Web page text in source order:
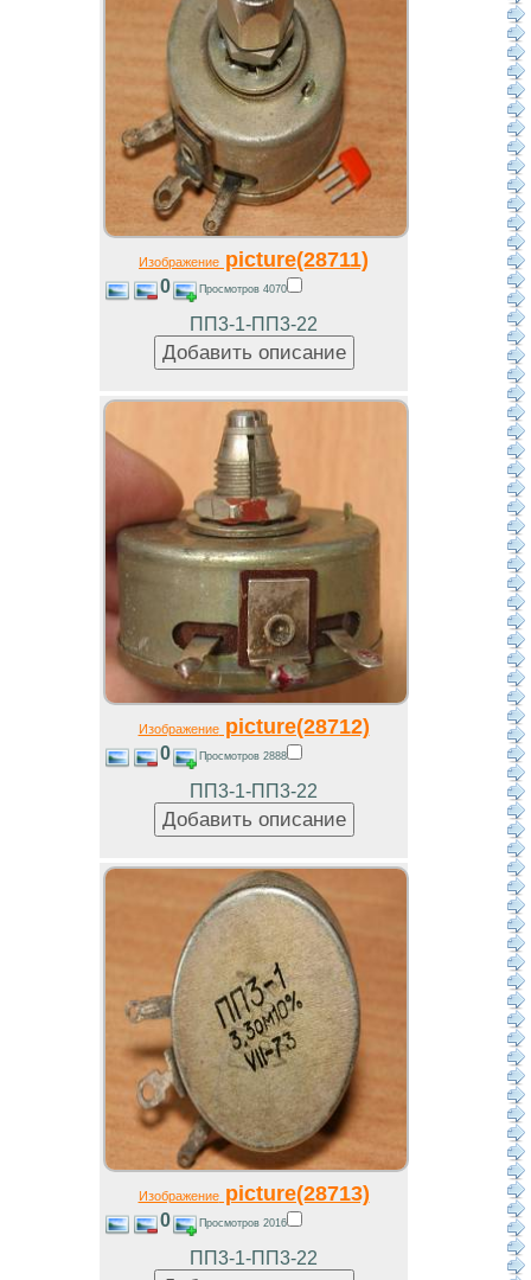
Изображение picture(28711)
0 Просмотров 4070
ПП3-1-ПП3-22
Изображениеpicture(28712)
0 Просмотров 2888
ПП3-1-ПП3-22
Изображениеpicture(28713)
0 Просмотров 2016
ПП3-1-ПП3-22